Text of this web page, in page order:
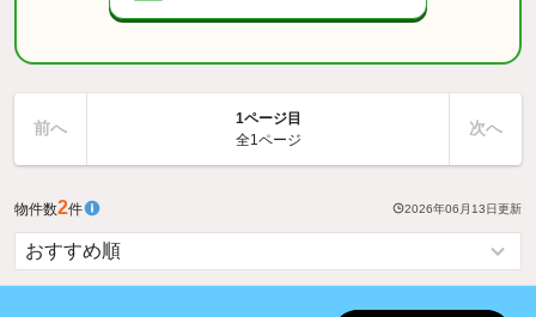
前へ
1ページ目
全1ページ
次へ
物件数2件 2026年06月13日更新